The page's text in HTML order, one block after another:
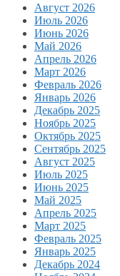
Август 2026
Июль 2026
Июнь 2026
Май 2026
Апрель 2026
Март 2026
Февраль 2026
Январь 2026
Декабрь 2025
Ноябрь 2025
Октябрь 2025
Сентябрь 2025
Август 2025
Июль 2025
Июнь 2025
Май 2025
Апрель 2025
Март 2025
Февраль 2025
Январь 2025
Декабрь 2024